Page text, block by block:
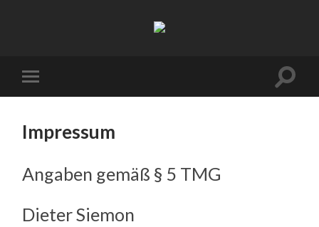
Mobile-
Menü
Impressum
Angaben gemäß § 5 TMG
Dieter Siemon